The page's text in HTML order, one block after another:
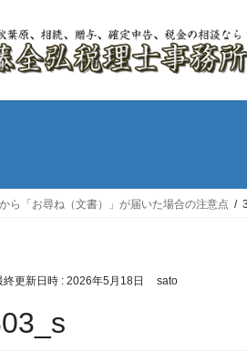
ら「お尋ね（文書）」が届いた場合の注意点
終更新日時 : 2026年5月18日 sato